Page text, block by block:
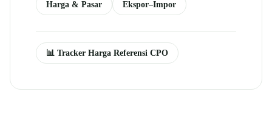
Harga & Pasar Ekspor–Impor
📊 Tracker Harga Referensi CPO